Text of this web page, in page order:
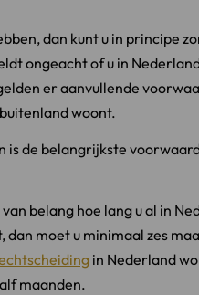
dan kunt u in principe
ongeacht of u in
er aanvullende
woont.
is de belangrijkste
van belang hoe lang u al in
moet u minimaal zes
in Nederland
maanden.